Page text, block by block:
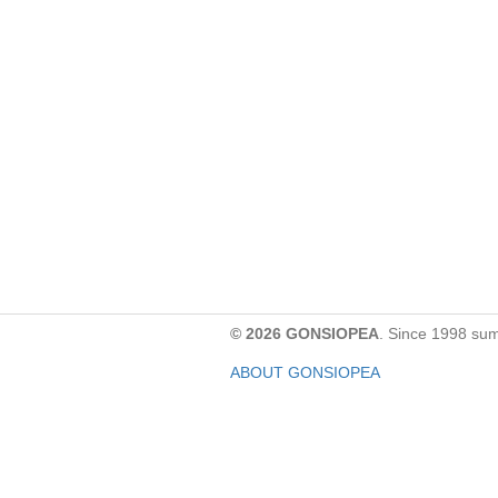
© 2026 GONSIOPEA . Since 1998
ABOUT GONSIOPEA